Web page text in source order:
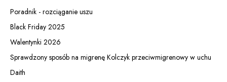
Poradnik - rozciąganie uszu
Black Friday 2025
Walentynki 2026
Sprawdzony sposób na migrenę Kolczyk przeciwmigrenowy w uchu
Daith